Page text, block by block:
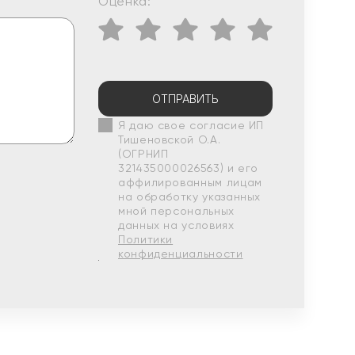
ОТПРАВИТЬ
Я даю свое согласие ИП
Тишеновской О.А.
(ОГРНИП
321435000026563) и его
аффилированным лицам
на обработку указанных
мной персональных
данных на условиях
Политики
конфиденциальности